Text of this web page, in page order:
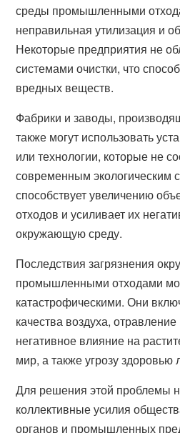
среды промышленными
неправильная утилизация и
Некоторые предприятия не
системами очистки, что
вредных веществ.
Фабрики и заводы,
также могут использовать
или технологии, которые не
современным экологическим
способствует увеличению
отходов и усиливает их
окружающую среду.
Последствия загрязнения
промышленными отходами
катастрофическими. Они
качества воздуха,
негативное влияние на
мир, а также угрозу здоровью
Для решения этой проблемы
коллективные усилия
органов и промышленных